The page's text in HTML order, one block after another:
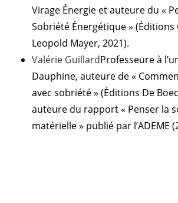
Virage Énergie et auteure du «
Sobriété Énergétique » (Éditions
Leopold Mayer, 2021).
Valérie GuillardProfesseure à
Dauphine, auteure de «
avec sobriété » (Éditions De
auteure du rapport « Penser la
matérielle » publié par l’ADEME